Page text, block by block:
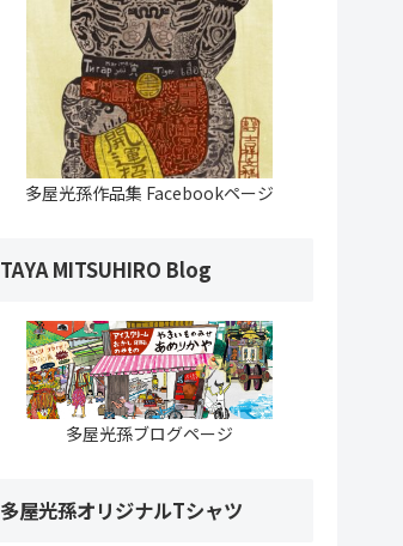
多屋光孫作品集 Facebookページ
TAYA MITSUHIRO Blog
多屋光孫ブログページ
多屋光孫オリジナルTシャツ